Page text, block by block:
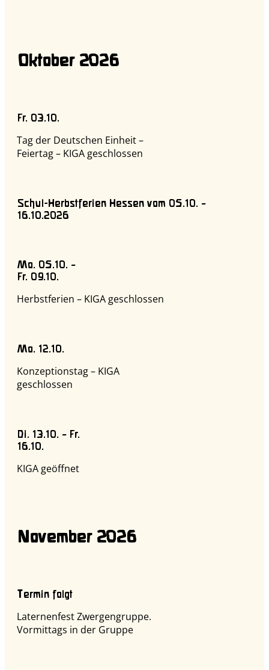
Oktober 2026
Fr. 03.10.
Tag der Deutschen Einheit –
Feiertag – KIGA geschlossen
Schul-Herbstferien Hessen vom 05.10. –
16.10.2026
Mo. 05.10. –
Fr. 09.10.
Herbstferien – KIGA geschlossen
Mo. 12.10.
Konzeptionstag – KIGA
geschlossen
Di. 13.10. – Fr.
16.10.
KIGA geöffnet
November 2026
Termin folgt
Laternenfest Zwergengruppe.
Vormittags in der Gruppe